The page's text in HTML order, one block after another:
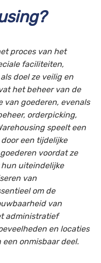
proces van het
faciliteiten,
doel ze veilig en
het beheer van de
goederen, evenals
orderpicking,
speelt een
een tijdelijke
voordat ze
uiteindelijke
van
om de
van
administratief
en locaties
onmisbaar deel.